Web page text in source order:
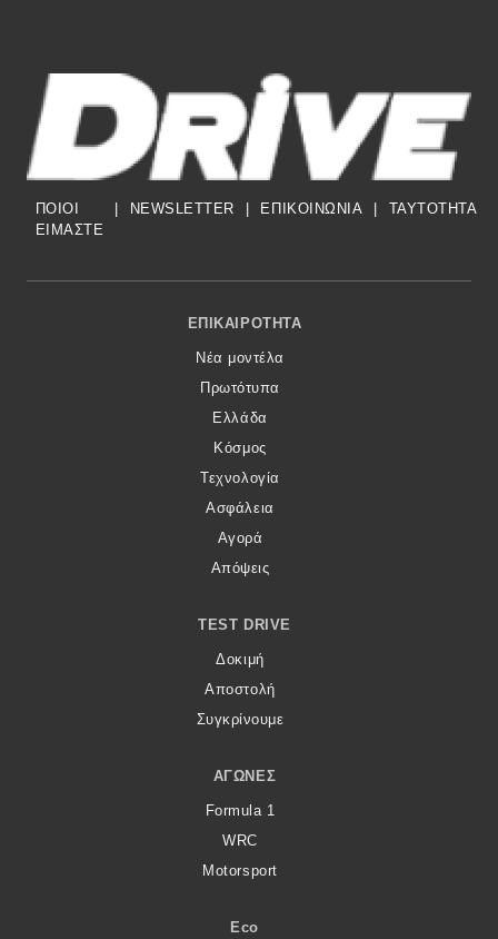
ΠΟΙΟΙ
ΕΙΜΑΣΤΕ
| NEWSLETTER | ΕΠΙΚΟΙΝΩΝΙΑ | TAYTOTHTA
Footer Menu
ΕΠΙΚΑΙΡΌΤΗΤΑ
Νέα μοντέλα
Πρωτότυπα
Ελλάδα
Κόσμος
Τεχνολογία
Ασφάλεια
Αγορά
Απόψεις
TEST DRIVE
Δοκιμή
Αποστολή
Συγκρίνουμε
ΑΓΏΝΕΣ
Formula 1
WRC
Motorsport
Eco